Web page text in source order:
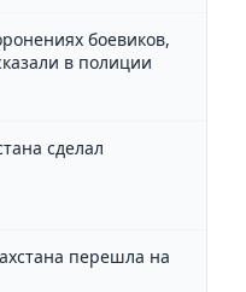
боевиков,
в полиции
сделал
перешла на